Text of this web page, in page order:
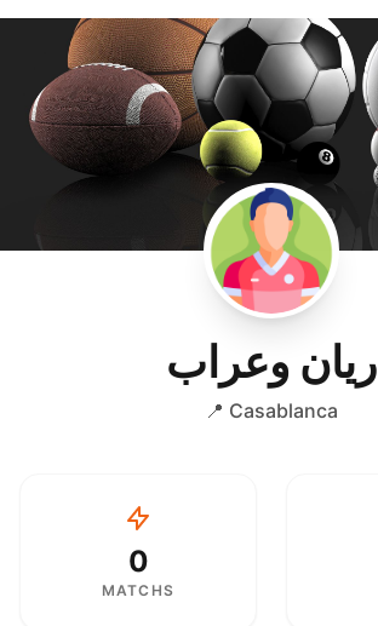
ريان وعراب
📍 Casablanca
0
MATCHS